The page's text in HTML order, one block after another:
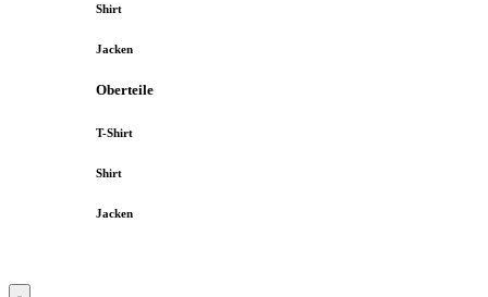
Shirt
Jacken
Oberteile
T-Shirt
Shirt
Jacken